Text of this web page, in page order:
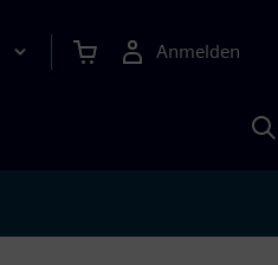
Anmelden
KI